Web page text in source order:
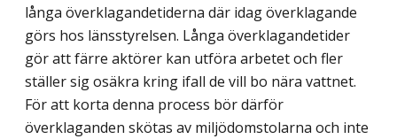
långa överklagandetiderna där idag överklagande
görs hos länsstyrelsen. Långa överklagandetider
gör att färre aktörer kan utföra arbetet och fler
ställer sig osäkra kring ifall de vill bo nära vattnet.
För att korta denna process bör därför
överklaganden skötas av miljödomstolarna och inte